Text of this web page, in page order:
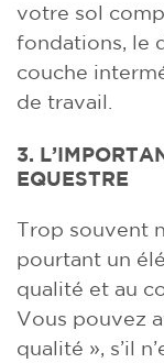
votre sol
fondations, le
couche
de travail.
3.
EQUESTRE
Trop souvent
pourtant un
qualité et au
Vous pouvez
qualité », s’il